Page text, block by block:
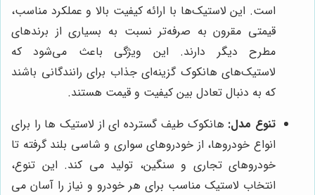
است. این لاستیک‌ها با ارائه کیفیت بالا و عملکرد مناسب،
قیمتی مقرون به صرفه‌تر نسبت به بسیاری از برندهای
مطرح دیگر دارند. این ویژگی باعث می‌شود که
لاستیک‌های هانکوک گزینه‌ای جذاب برای رانندگانی باشند
که به دنبال تعادل بین کیفیت و قیمت هستند.
تنوع مدل: هانکوک طیف گسترده ای از لاستیک ها را برای
انواع خودروها، از خودروهای سواری و شاسی بلند گرفته تا
خودروهای تجاری و سنگین، تولید می کند. این تنوع،
انتخاب لاستیک مناسب برای هر خودرو و نیاز را آسان می